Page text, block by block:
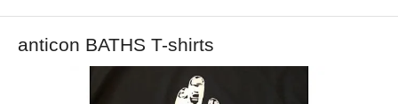
anticon BATHS T-shirts